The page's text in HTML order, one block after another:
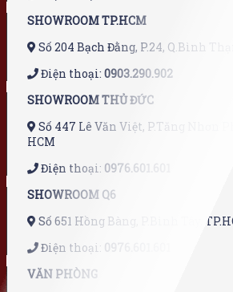
SHOWROOM TP.HCM
Số 204 Bạch Đằng, P.24, Q.Bình
Điện thoại: 0903.290.902
SHOWROOM THỦ ĐỨC
Số 447 Lê Văn Việt, P.Tăng Nhơn
HCM
Điện thoại: 0976.601.601
SHOWROOM Q6
Số 651 Hồng Bàng, P.Bình Tây,
Điện thoại: 0976.601.601
VĂN PHÒNG